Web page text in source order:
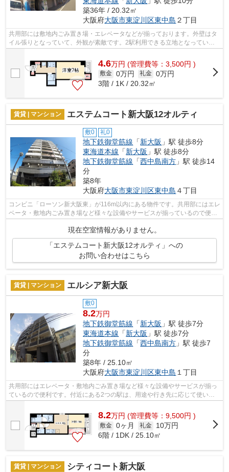
築36年 / 20.32㎡
大阪府大阪市東淀川区東中島 ２丁目
共用部には敷地内ごみ置き場・エレベータなどが揃っております。外壁はタ
イル張りとなっていて、外観が素敵です。2駅利用できる立地となってい
4.6万円 (管理費等：3,500円 )
敷金 0万円 礼金 0万円
3階 / 1K / 20.32㎡
賃貸 | マンション エステムコート新大阪12オルティ
敷0 礼0
地下鉄御堂筋線 「新大阪 」駅 徒歩8分
東海道本線 「新大阪 」駅 徒歩8分
地下鉄御堂筋線 「西中島南方 」駅 徒歩14
分
築8年
大阪府大阪市東淀川区東中島 ４丁目
コンビニ「ローソン新大阪東」が116m以内にある物件です。共用部にはエレ
ベータ・敷地内ごみ置き場など様々な設備やサービスが揃っているので便利
現在空室情報がありません。
「エステムコート新大阪12オルティ」への
お問い合わせはこちら
賃貸 | マンション エルシア新大阪
敷0
8.2万円
地下鉄御堂筋線 「新大阪 」駅 徒歩7分
東海道本線 「新大阪 」駅 徒歩7分
地下鉄御堂筋線 「西中島南方 」駅 徒歩7
分
築8年 / 25.10㎡
大阪府大阪市東淀川区東中島 １丁目
共用部にはエレベータ・敷地内ごみ置き場など様々な設備やサービスが揃っ
ているので便利です。付近にある2つの駅は、用途や行き先に応じて使い分
けることができます。防犯対策もバッチ...
8.2万円 (管理費等：9,500円 )
敷金 0ヶ月 礼金
10万円
6階 / 1DK / 25.10㎡
賃貸 | マンション シティコート新大阪